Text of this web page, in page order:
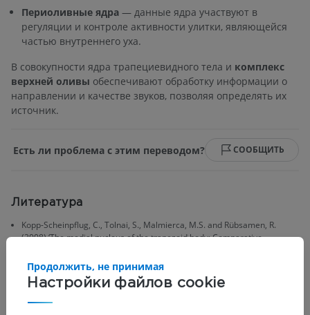
Периоливные ядра — данные ядра участвуют в
регуляции и контроле активности улитки, являющейся
частью внутреннего уха.
В совокупности ядра трапециевидного тела и комплекс
верхней оливы обеспечивают обработку информации о
направлении и качестве звуков, позволяя определять их
источник.
Есть ли проблема с этим переводом? СООБЩИТЬ
Литература
Kopp-Scheinpflug, C., Tolnai, S., Malmierca, M.S. and Rübsamen, R.
(2008) ‘The medial nucleus of the trapezoid body: Comparative
https://doi.org/10.1016/j.neuroscience.2008.01.088
December 2024).
Настройки файлов cookie
Продолжить, не принимая